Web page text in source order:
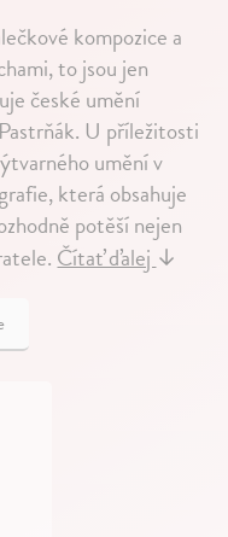
kompozice a
to jsou jen
české umění
U příležitosti
umění v
která obsahuje
potěší nejen
Čítať ďalej ↓